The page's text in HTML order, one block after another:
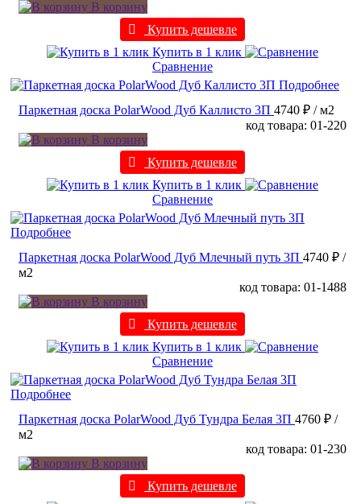
В корзину
Купить дешевле
Купить в 1 клик
Сравнение
Подробнее
Паркетная доска PolarWood Дуб Каллисто 3П 4740 ₽ / м2
код товара: 01-220
В корзину
Купить дешевле
Купить в 1 клик
Сравнение
Подробнее
Паркетная доска PolarWood Дуб Млечный путь 3П 4740 ₽ /
м2
код товара: 01-1488
В корзину
Купить дешевле
Купить в 1 клик
Сравнение
Подробнее
Паркетная доска PolarWood Дуб Тундра Белая 3П 4760 ₽ /
м2
код товара: 01-230
В корзину
Купить дешевле